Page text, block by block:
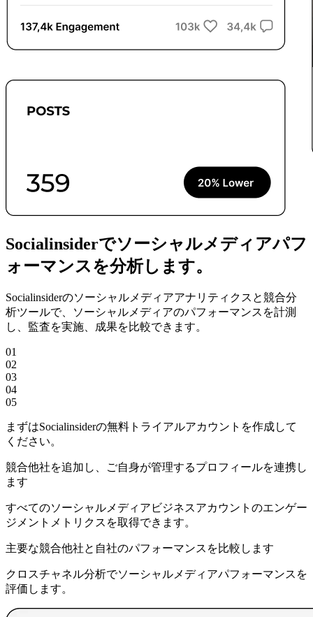
Socialinsiderでソーシャルメディアパフ
ォーマンスを分析します。
Socialinsiderのソーシャルメディアアナリティクスと競合分
析ツールで、ソーシャルメディアのパフォーマンスを計測
し、監査を実施、成果を比較できます。
01
02
03
04
05
まずはSocialinsiderの無料トライアルアカウントを作成して
ください。
競合他社を追加し、ご自身が管理するプロフィールを連携し
ます
すべてのソーシャルメディアビジネスアカウントのエンゲー
ジメントメトリクスを取得できます。
主要な競合他社と自社のパフォーマンスを比較します
クロスチャネル分析でソーシャルメディアパフォーマンスを
評価します。